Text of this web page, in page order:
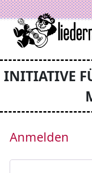
Zum Inhalt springen
INITIATIVE
Anmelden